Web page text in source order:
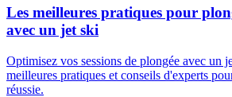
Les meilleures pratiques pour
avec un jet ski
Optimisez vos sessions de plongée avec un
meilleures pratiques et conseils d'experts
réussie.